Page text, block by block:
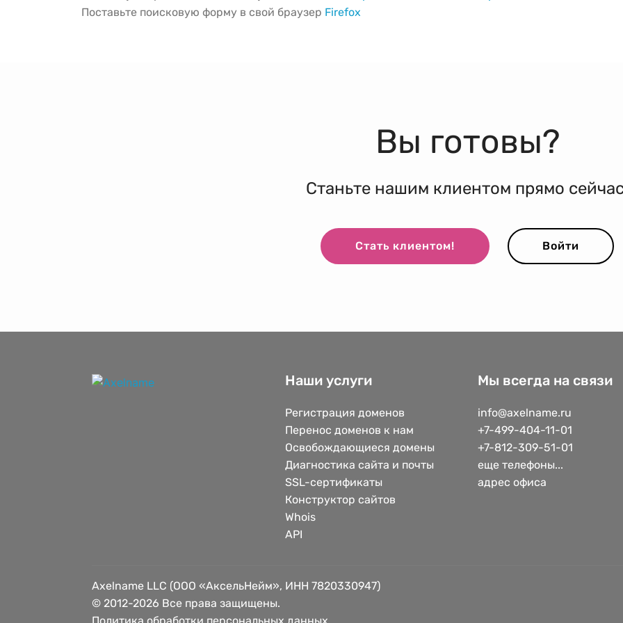
Поставьте поисковую форму в свой браузер Firefox
Вы готовы?
Станьте нашим клиентом прямо
Стать клиентом! Войти
Наши услуги
Регистрация доменов
Перенос доменов к нам
Освобождающиеся домены
Диагностика сайта и почты
SSL-сертификаты
Конструктор сайтов
Whois
API
Мы всегда на связи
info@axelname.ru
+7-499-404-11-01
+7-812-309-51-01
еще телефоны...
адрес офиса
Axelname LLC (ООО «АксельНейм», ИНН 7820330947)
© 2012-2026 Все права защищены.
Политика обработки персональных данных